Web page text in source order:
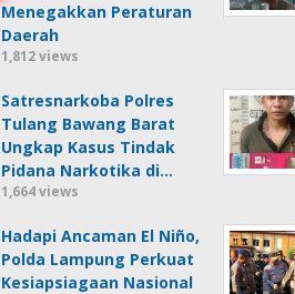
Menegakkan Peraturan
Daerah
1,812 views
Satresnarkoba Polres
Tulang Bawang Barat
Ungkap Kasus Tindak
Pidana Narkotika di…
1,664 views
Hadapi Ancaman El Niño,
Polda Lampung Perkuat
Kesiapsiagaan Nasional